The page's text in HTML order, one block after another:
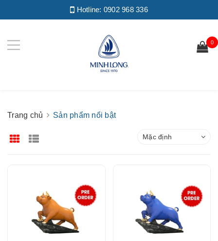
Hotline: 0902 968 336
0
Trang chủ Sản phẩm nổi bật
Mặc định